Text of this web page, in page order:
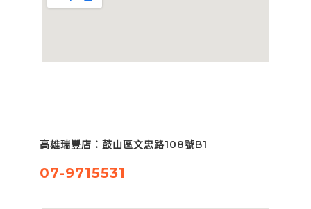
高雄瑞豐店：鼓山區文忠路108號B1
07-9715531